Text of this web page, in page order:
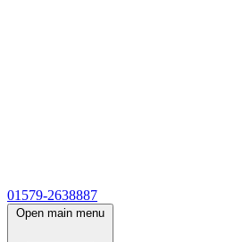
01579-2638887
Open main menu